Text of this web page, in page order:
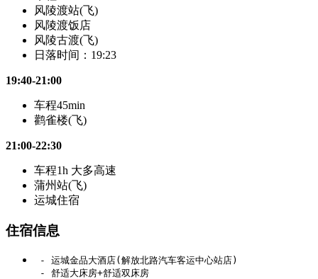
风陵渡站(飞)
风陵渡饭店
风陵古渡(飞)
日落时间：19:23
19:40-21:00
车程45min
鹳雀楼(飞)
21:00-22:30
车程1h 大多高速
蒲州站(飞)
运城住宿
住宿信息
- 运城金品大酒店(解放北路汽车客运中心站店)
- 舒适大床房+舒适双床房